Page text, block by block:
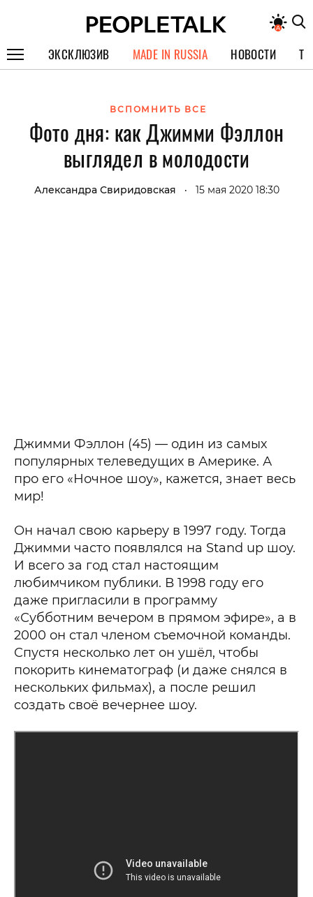
ЭКСКЛЮЗИВ
СПЕЦПРОЕКТЫ
ИНТЕРВЬЮ
ПОКОЛЕНИЕ
MADE IN RUSSIA НОВОСТИ
ВСПОМНИТЬ ВСЕ
Фото дня: как Джимми Фэллон
выглядел в молодости
Александра Свиридовская • 15 мая 2020 18:30
Джимми Фэллон (45) — один из самых
популярных телеведущих в Америке. А
про его «Ночное шоу», кажется, знает весь
мир!
Он начал свою карьеру в 1997 году. Тогда
Джимми часто появлялся на Stand up шоу.
И всего за год стал настоящим
любимчиком публики. В 1998 году его
даже пригласили в программу
«Субботним вечером в прямом эфире», а в
2000 он стал членом съемочной команды.
Спустя несколько лет он ушёл, чтобы
покорить кинематограф (и даже снялся в
нескольких фильмах), а после решил
создать своё вечернее шоу.